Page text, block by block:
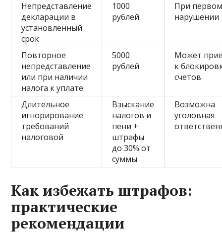
Непредставление
декларации в
установленный
срок
1000
рублей
При
нарушении
Повторное
непредставление
или при наличии
налога к уплате
5000
рублей
Может
к
счетов
Длительное
игнорирование
требований
налоговой
Взыскание
налогов и
пени +
штрафы
до 30% от
суммы
Возможна
уголовная
Как избежать штрафов:
практические
рекомендации